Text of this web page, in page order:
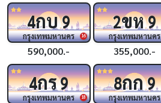
16
4กบ9
กรุงเทพมหานคร
590,000.-
2ขห9
กรุงเทพมหานคร
355,000.-
18
4กร9
กรุงเทพมหานคร
8กก9
กรุงเทพมหานคร